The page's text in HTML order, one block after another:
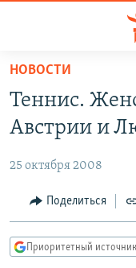
упрощенного
доступа
Вернуться
основному
Вернутся
главной
навигации
АВТОРСКИЕ
ЦИТАТЫ СВОБОДЫ
МНЕНИЯ
IDEL.РЕАЛИИ
НОВОСТИ
Теннис.
Австрии и
25 октября 2008
Поделиться
Приоритетный